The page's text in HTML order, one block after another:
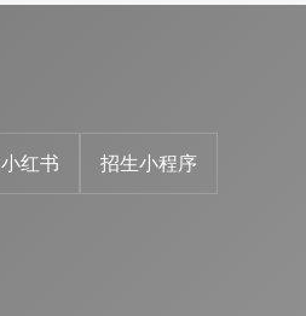
小红书 招生小程序